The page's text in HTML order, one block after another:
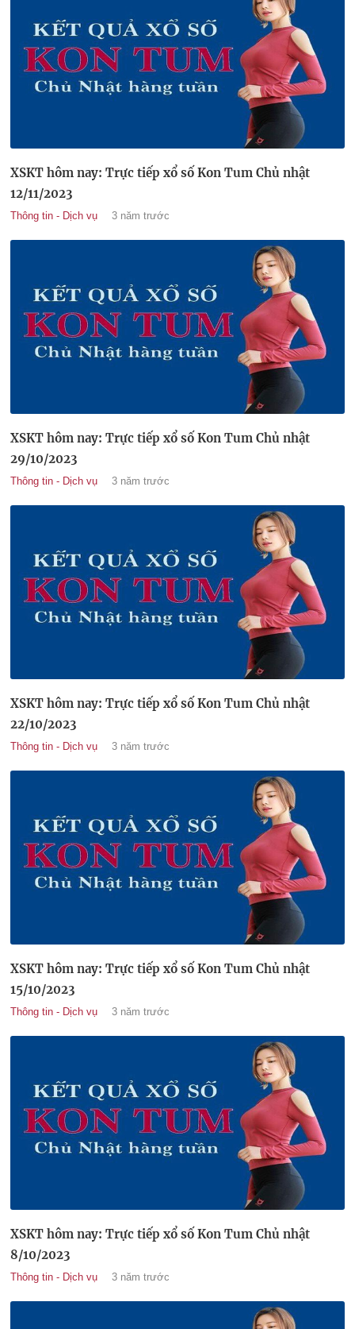
XSKT hôm nay: Trực tiếp xổ số Kon Tum Chủ nhật
12/11/2023
Thông tin - Dịch vụ 3 năm trước
XSKT hôm nay: Trực tiếp xổ số Kon Tum Chủ nhật
29/10/2023
Thông tin - Dịch vụ 3 năm trước
XSKT hôm nay: Trực tiếp xổ số Kon Tum Chủ nhật
22/10/2023
Thông tin - Dịch vụ 3 năm trước
XSKT hôm nay: Trực tiếp xổ số Kon Tum Chủ nhật
15/10/2023
Thông tin - Dịch vụ 3 năm trước
XSKT hôm nay: Trực tiếp xổ số Kon Tum Chủ nhật
8/10/2023
Thông tin - Dịch vụ 3 năm trước